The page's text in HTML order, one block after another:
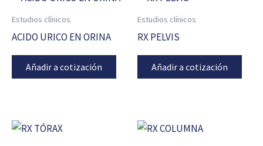
Estudios clínicos
ACIDO URICO EN ORINA
Añadir a cotización
Estudios clínicos
RX PELVIS
Añadir a cotización